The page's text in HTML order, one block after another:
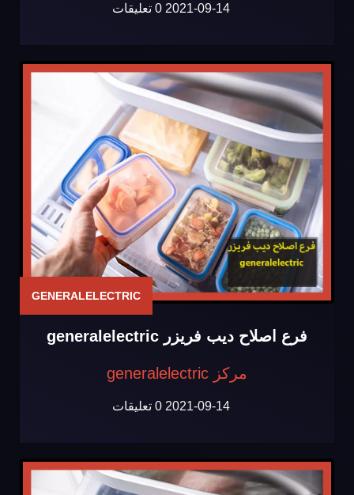
2021-09-14 0 تعليقات
GENERALELECTRIC
فرع اصلاح ديب فريزر generalelectric
مركز generalelectric
2021-09-14 0 تعليقات